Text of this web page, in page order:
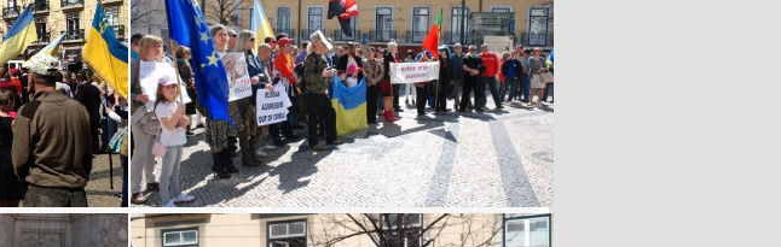
R. Saco 1, 1150-311 Lisboa